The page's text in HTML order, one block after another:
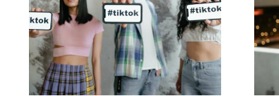
Migliori app di editing
video per creare
capolavori su TikTok